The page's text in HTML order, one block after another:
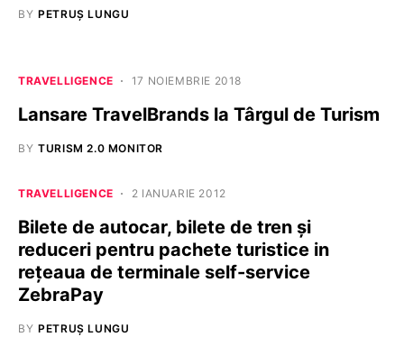
BY PETRUȘ LUNGU
TRAVELLIGENCE 17 NOIEMBRIE 2018
Lansare TravelBrands la Târgul de Turism
BY TURISM 2.0 MONITOR
TRAVELLIGENCE 2 IANUARIE 2012
Bilete de autocar, bilete de tren și
reduceri pentru pachete turistice in
rețeaua de terminale self-service
ZebraPay
BY PETRUȘ LUNGU